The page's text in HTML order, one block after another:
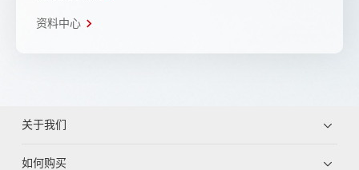
资料中心
关于我们
如何购买